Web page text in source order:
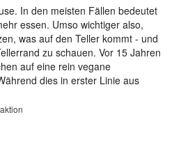
In den meisten Fällen bedeutet
essen. Umso wichtiger also,
was auf den Teller kommt - und
zu schauen. Vor 15 Jahren
auf eine rein vegane
dies in erster Linie aus